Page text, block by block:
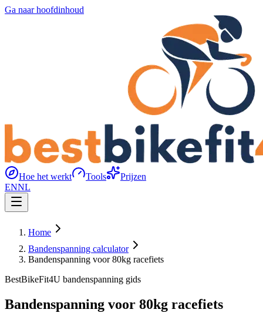
Ga naar hoofdinhoud
Hoe het werkt Tools
Prijzen
ENNL
Home
Bandenspanning calculator
Bandenspanning voor 80kg racefiets
BestBikeFit4U bandenspanning gids
Bandenspanning voor 80kg racefiets